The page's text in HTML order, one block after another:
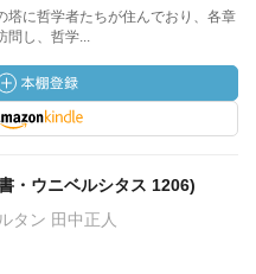
塔に哲学者たちが住んでおり、各章
問し、哲学...
・ウニベルシタス 1206)
タン 田中正人